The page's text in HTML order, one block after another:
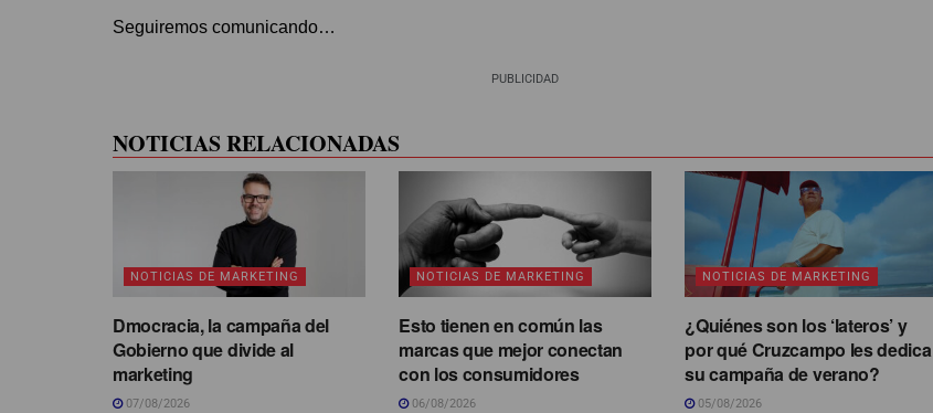
Seguiremos comunicando…
PUBLICIDAD
NOTICIAS RELACIONADAS
NOTICIAS DE MARKETING
Dmocracia, la campaña del
Gobierno que divide al
marketing
07/08/2026
NOTICIAS DE MARKETING
Esto tienen en común las
marcas que mejor conectan
con los consumidores
06/08/2026
NOTICIAS DE MARKETING
¿Quiénes son los ‘lateros’ y
por qué Cruzcampo les dedica
su campaña de verano?
05/08/2026